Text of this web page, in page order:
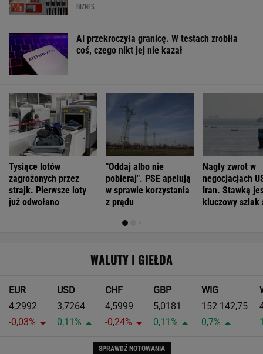
BIZNES
AI przekroczyła granicę. W testach zrobiła
coś, czego nikt jej nie kazał
Tysiące lotów
zagrożonych przez
strajk. Pierwsze loty
już odwołano
"Oddaj albo nie
pobieraj". PSE apelują
w sprawie korzystania
z prądu
Nagły zwrot w
negocjacjach
Iran. Stawką
kluczowy szlak
WALUTY I GIEŁDA
EUR
4,2992
-0,03%
USD
3,7264
0,11%
CHF
4,5999
-0,24%
GBP
5,0181
0,11%
WIG
152 142,75
0,7%
SPRAWDŹ NOTOWANIA